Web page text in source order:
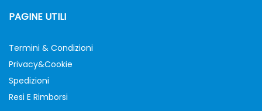
PAGINE UTILI
Termini & Condizioni
Privacy&Cookie
Spedizioni
Resi E Rimborsi